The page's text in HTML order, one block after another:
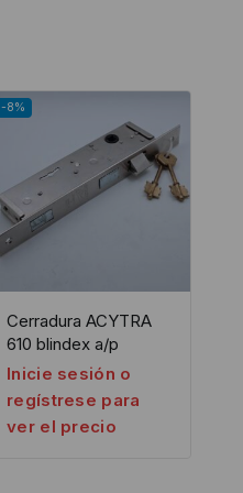
-8%
Cerradura ACYTRA
610 blindex a/p
Inicie sesión o
regístrese para
ver el precio